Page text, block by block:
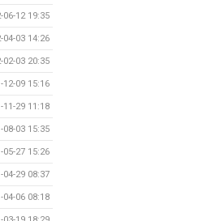
06-12 19:35
04-03 14:26
02-03 20:35
12-09 15:16
11-29 11:18
08-03 15:35
05-27 15:26
04-29 08:37
04-06 08:18